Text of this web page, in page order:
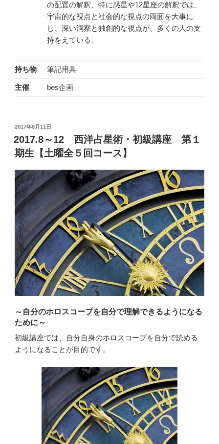
の配置の解釈、特に惑星や12星座の解釈では、
宇宙的な視点と社会的な視点の両面を大事に
し、深い洞察と独創的な視点が、多くの人の支
持をえている。
持ち物 筆記用具
主催 bes企画
投
稿
日:
2017年8月11日
2017.8～12 西洋占星術・初級講座 第１
期生【土曜全５回コース】
～自分のホロスコープを自分で理解できるようになる
ために～
初級講座では、自分自身のホロスコープを自分で読める
ようになることが目的です。